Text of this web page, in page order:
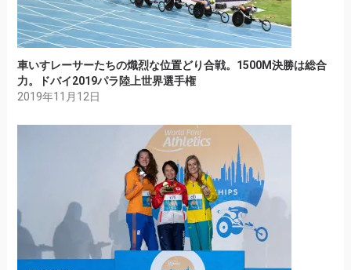
車いすレーサーたちの熾烈な位置どり合戦。1500M決勝は総合
力。ドバイ2019パラ陸上世界選手権
2019年11月12日